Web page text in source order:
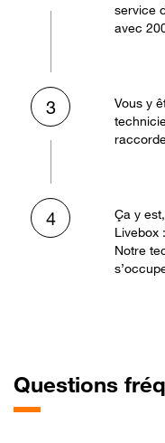
service
avec
3
Vous y
4
Ça y
Livebox
Notre
Questions